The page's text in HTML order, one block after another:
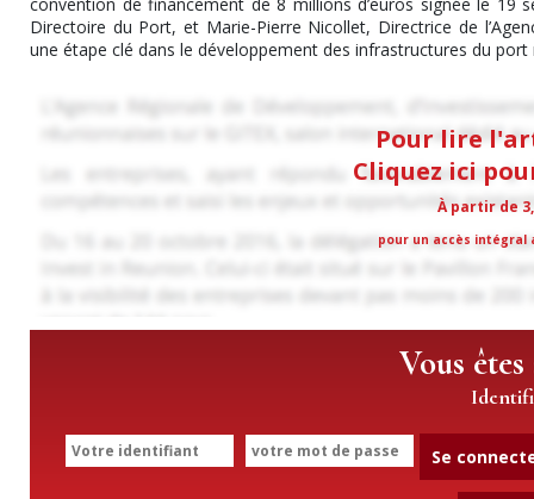
Directoire du Port, et Marie-Pierre Nicollet, Directrice de
une étape clé dans le développement des infrastructures du port
Pour lire
Cliquez ici
À partir de
pour un accès intégral
Vous
Se